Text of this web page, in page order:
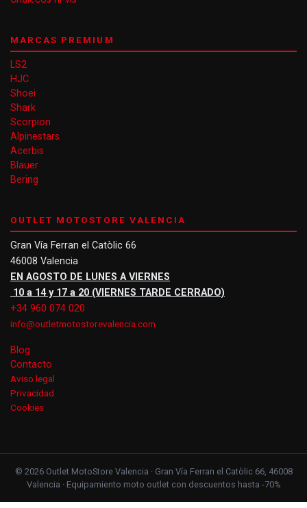
MARCAS PREMIUM
LS2
HJC
Shoei
Shark
Scorpion
Alpinestars
Acerbis
Blauer
Bering
OUTLET MOTOSTORE VALENCIA
Gran Vía Ferran el Catòlic 66
46008 Valencia
EN AGOSTO DE LUNES A VIERNES
10 a 14 y 17 a 20 (VIERNES TARDE CERRADO)
+34 960 074 020
info@outletmotostorevalencia.com
Blog
Contacto
Aviso legal
Privacidad
Cookies
© 2026 Outlet MotoStore Valencia · Gran Vía Ferran el Catòlic 66, 46008
Valencia · Equipamiento moto outlet con descuentos hasta -70%